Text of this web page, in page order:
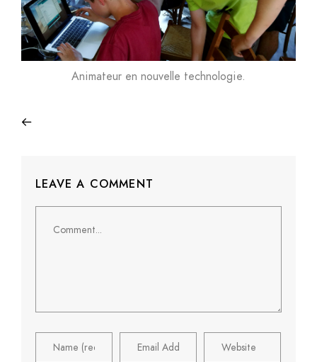
Animateur en nouvelle technologie.
LEAVE A COMMENT